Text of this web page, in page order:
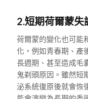
2.短期荷爾蒙失
荷爾蒙的變化也可能
化，例如青春期、產
長週期、甚至造成毛
鬼剃頭原因。雖然短
泌系統復原後就會恢